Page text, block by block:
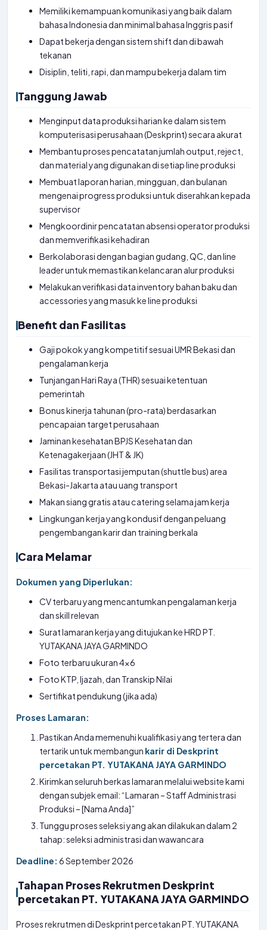
Memiliki kemampuan komunikasi yang baik dalam
bahasa Indonesia dan minimal bahasa Inggris pasif
Dapat bekerja dengan sistem shift dan di bawah
tekanan
Disiplin, teliti, rapi, dan mampu bekerja dalam tim
Tanggung Jawab
Menginput data produksi harian ke dalam sistem
komputerisasi perusahaan (Deskprint) secara akurat
Membantu proses pencatatan jumlah output, reject,
dan material yang digunakan di setiap line produksi
Membuat laporan harian, mingguan, dan bulanan
mengenai progress produksi untuk diserahkan kepada
supervisor
Mengkoordinir pencatatan absensi operator produksi
dan memverifikasi kehadiran
Berkolaborasi dengan bagian gudang, QC, dan line
leader untuk memastikan kelancaran alur produksi
Melakukan verifikasi data inventory bahan baku dan
accessories yang masuk ke line produksi
Benefit dan Fasilitas
Gaji pokok yang kompetitif sesuai UMR Bekasi dan
pengalaman kerja
Tunjangan Hari Raya (THR) sesuai ketentuan
pemerintah
Bonus kinerja tahunan (pro-rata) berdasarkan
pencapaian target perusahaan
Jaminan kesehatan BPJS Kesehatan dan
Ketenagakerjaan (JHT & JK)
Fasilitas transportasi jemputan (shuttle bus) area
Bekasi-Jakarta atau uang transport
Makan siang gratis atau catering selama jam kerja
Lingkungan kerja yang kondusif dengan peluang
pengembangan karir dan training berkala
Cara Melamar
Dokumen yang Diperlukan:
CV terbaru yang mencantumkan pengalaman kerja
dan skill relevan
Surat lamaran kerja yang ditujukan ke HRD PT.
YUTAKANA JAYA GARMINDO
Foto terbaru ukuran 4×6
Foto KTP, Ijazah, dan Transkip Nilai
Sertifikat pendukung (jika ada)
Proses Lamaran:
Pastikan Anda memenuhi kualifikasi yang tertera dan
tertarik untuk membangun karir di Deskprint
percetakan PT. YUTAKANA JAYA GARMINDO
Kirimkan seluruh berkas lamaran melalui website kami
dengan subjek email: “Lamaran – Staff Administrasi
Produksi – [Nama Anda]”
Tunggu proses seleksi yang akan dilakukan dalam 2
tahap: seleksi administrasi dan wawancara
Deadline: 6 September 2026
Tahapan Proses Rekrutmen Deskprint
percetakan PT. YUTAKANA JAYA GARMINDO
Proses rekrutmen di Deskprint percetakan PT. YUTAKANA